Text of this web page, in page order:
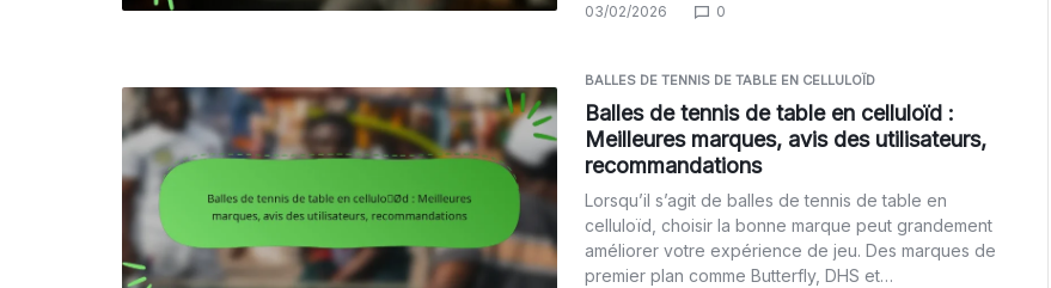
03/02/2026 0
BALLES DE TENNIS DE TABLE EN CELLULOÏD
Balles de tennis de table en celluloïd :
Meilleures marques, avis des utilisateurs,
recommandations
Lorsqu’il s’agit de balles de tennis de table en
celluloïd, choisir la bonne marque peut grandement
améliorer votre expérience de jeu. Des marques de
premier plan comme Butterfly, DHS et…